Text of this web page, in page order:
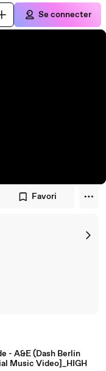
Se connecter
Favori
- A&E (Dash Berlin
Music Video]_HIGH